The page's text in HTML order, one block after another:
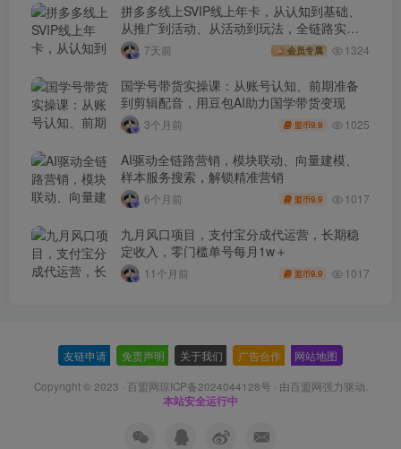
拼多多线上SVIP线上年卡，从认知到基础、
从推广到活动、从活动到玩法，全链路实战
(260730)
7天前 会员专属 1324
国学号带货实操课：从账号认知、前期准备
到剪辑配音，用豆包AI助力国学带货变现
3个月前 盟币9.9 1025
AI驱动全链路营销，模块联动、向量建模、
样本服务搜索，解锁精准营销
6个月前 盟币9.9 1017
九月风口项目，支付宝分成代运营，长期稳
定收入，零门槛单号每月1w＋
11个月前 盟币9.9 1017
友链申请 免责声明 关于我们 广告合作 网站地图
Copyright © 2023 · 百盟网琼ICP备2024044128号 · 由百盟网强力驱动.
本站安全运行中